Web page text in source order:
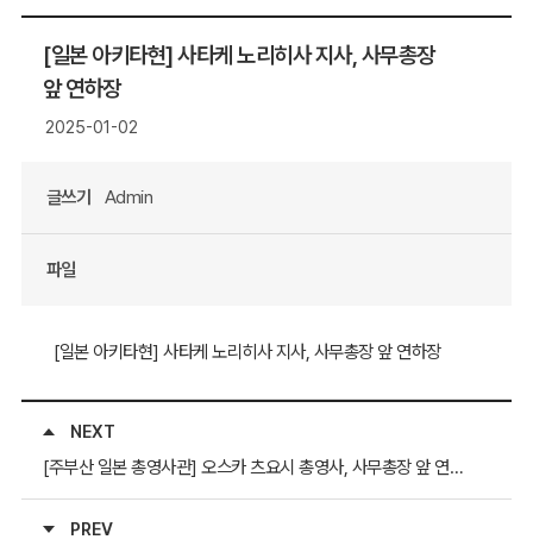
[일본 아키타현] 사타케 노리히사 지사, 사무총장
앞 연하장
2025-01-02
글쓰기 Admin
파일
[일본 아키타현] 사타케 노리히사 지사, 사무총장 앞 연하장
NEXT
[주부산 일본 총영사관] 오스카 츠요시 총영사, 사무총장 앞 연하장
PREV